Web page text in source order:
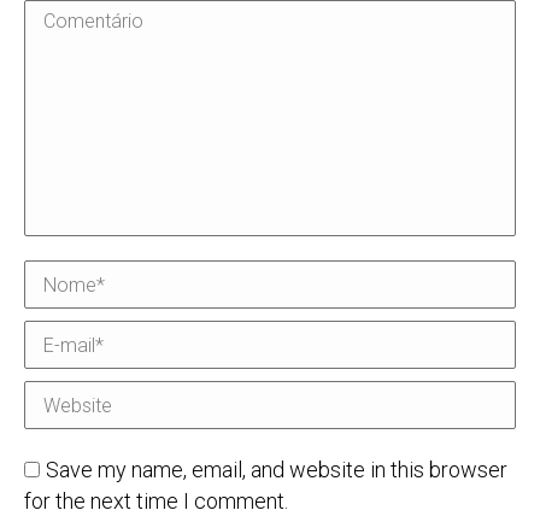
Comentário
Nome *
E-mail *
Website
Save my name, email, and website in this browser
for the next time I comment.